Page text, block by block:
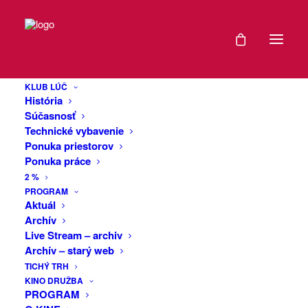
KLUB LÚČ
História
Súčasnosť
Technické vybavenie
Ponuka priestorov
Ponuka práce
2 %
PROGRAM
Aktuál
Archív
Live Stream – archiv
Archív – starý web
TICHÝ TRH
KINO DRUŽBA
PROGRAM
platní
Pozývame Vás na hudobnú burzu
vinylových platní (ale aj CD,MC,
hudobných kníh, plagátov či iných
predať, kúpiť prípadne aj vymeniť
čokoľvek z uvedeného. Širokú ponuku
použitých LP bude dopĺňať taktiež aj
slušný výber nových nehraných kúskov
najmä z oblastí ako
rock/hardcore/metal.
DÁTUM